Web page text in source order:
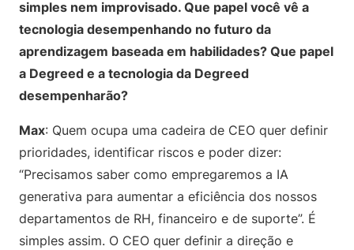
simples nem improvisado. Que papel você vê a
tecnologia desempenhando no futuro da
aprendizagem baseada em habilidades? Que papel
a Degreed e a tecnologia da Degreed
desempenharão?
Max: Quem ocupa uma cadeira de CEO quer definir
prioridades, identificar riscos e poder dizer:
“Precisamos saber como empregaremos a IA
generativa para aumentar a eficiência dos nossos
departamentos de RH, financeiro e de suporte”. É
simples assim. O CEO quer definir a direção e